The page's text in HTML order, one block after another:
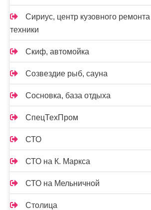
Сириус, центр кузовного ремонта
техники
Скиф, автомойка
Созвездие рыб, сауна
Сосновка, база отдыха
СпецТехПром
СТО
СТО на К. Маркса
СТО на Мельничной
Столица